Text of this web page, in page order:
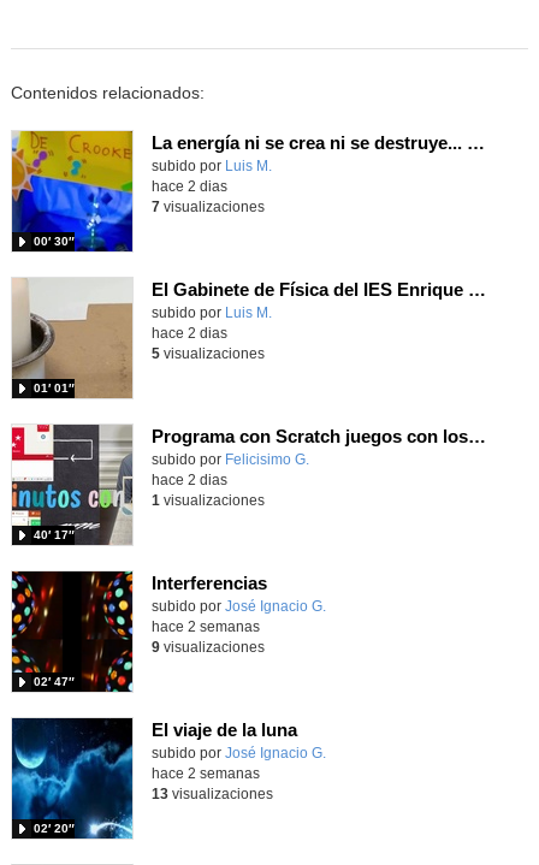
Contenidos relacionados:
La energía ni se crea ni se destruye... ¡se experimenta! El Tierno en la Feria Madrid es Ciencia 2026
Contenido educativo.
subido por Luis M.
00′ 30″
hace 2 dias
7 visualizaciones
El Gabinete de Física del IES Enrique Tierno Galván de Parla (Curso 25-26)
Contenido educativo.
subido por Luis M.
01′ 01″
hace 2 dias
5visualizaciones
Programa con Scratch juegos con los partidos del mundial 2026 ganados por España
Contenido educativo.
subido por Felicisimo G.
40′ 17″
hace 2 dias
1 visualizaciones
Interferencias
Contenido educativo.
subido por José Ignacio G.
02′ 47″
hace 2 semanas
9visualizaciones
El viaje de la luna
Contenido educativo.
subido por José Ignacio G.
02′ 20″
hace 2 semanas
13visualizaciones